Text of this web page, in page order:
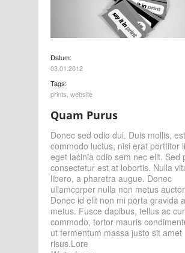
Datum:
03.01.2012
Tags:
prints, website
Quam Purus
Donec sed odio dui. Duis mollis,
commodo luctus, nisi erat porttitor
eget lacinia odio sem nec elit. Sed
consectetur est at lobortis. Nulla
libero, a pharetra augue. Donec
ullamcorper nulla non metus
Donec id elit non mi porta gravida
metus. Fusce dapibus, tellus ac
commodo, tortor mauris
ut fermentum massa justo sit amet
risus.Lore